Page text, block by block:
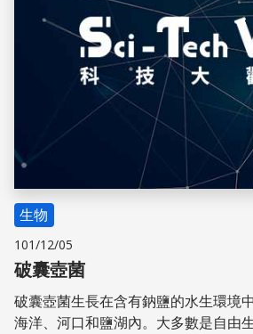
生物
101/12/05
破囊壺菌
破囊壺菌生長在含有鈉鹽的水生環境
海洋、河口和鹽湖內。大多數是自由